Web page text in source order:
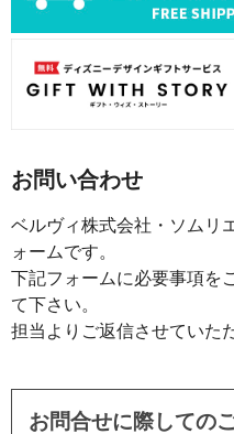
お問い合わせ
ベルヴィ株式会社・ソムリ
ォームです。
下記フォームに必要事項を
て下さい。
担当よりご返信させていた
お問合せに際しての